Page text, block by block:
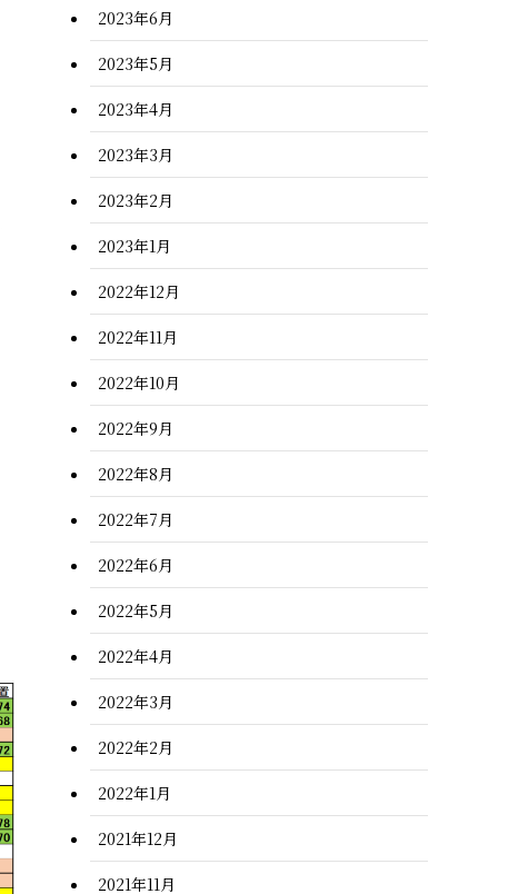
2023年6月
2023年5月
2023年4月
2023年3月
2023年2月
2023年1月
2022年12月
2022年11月
2022年10月
2022年9月
2022年8月
2022年7月
2022年6月
2022年5月
2022年4月
2022年3月
2022年2月
2022年1月
2021年12月
2021年11月